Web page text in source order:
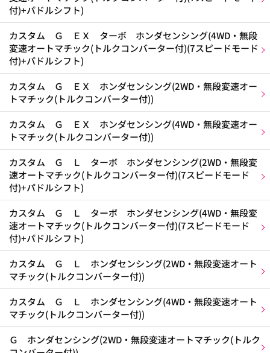
付)+パドルシフト)
カスタム Ｇ ＥＸ ターボ ホンダセンシング(4WD・無段
変速オートマチック(トルクコンバーター付)(7スピードモード
付)+パドルシフト)
カスタム Ｇ ＥＸ ホンダセンシング(2WD・無段変速オー
トマチック(トルクコンバーター付))
カスタム Ｇ ＥＸ ホンダセンシング(4WD・無段変速オー
トマチック(トルクコンバーター付))
カスタム Ｇ Ｌ ターボ ホンダセンシング(2WD・無段変
速オートマチック(トルクコンバーター付)(7スピードモード
付)+パドルシフト)
カスタム Ｇ Ｌ ターボ ホンダセンシング(4WD・無段変
速オートマチック(トルクコンバーター付)(7スピードモード
付)+パドルシフト)
カスタム Ｇ Ｌ ホンダセンシング(2WD・無段変速オート
マチック(トルクコンバーター付))
カスタム Ｇ Ｌ ホンダセンシング(4WD・無段変速オート
マチック(トルクコンバーター付))
Ｇ ホンダセンシング(2WD・無段変速オートマチック(トルク